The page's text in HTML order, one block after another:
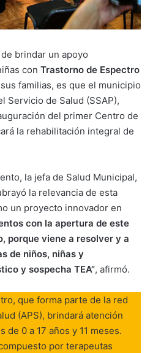
brindar un apoyo
con Trastorno de Espectro
familias, es que el municipio
Servicio de Salud (SSAP),
del primer Centro de
la rehabilitación integral de
la jefa de Salud Municipal,
la relevancia de esta
un proyecto innovador en
con la apertura de este
porque viene a resolver y a
de niños, niñas y
y sospecha TEA”, afirmó.
que forma parte de la red
(APS), brindará atención
0 a 17 años y 11 meses.
por terapeutas